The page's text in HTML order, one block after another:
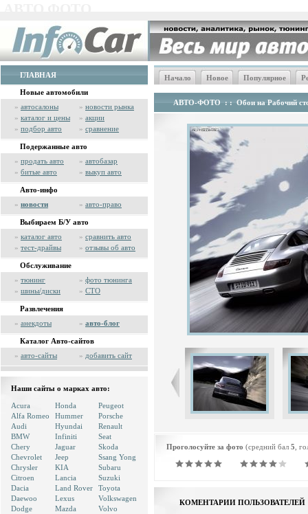
ГЛАВНАЯ
Новые автомобили
» автосалоны » новости рынка
» каталог и цены » акции
» подбор авто » сравнение
Подержанные авто
» продать авто » автобазар
» битые авто » выкуп авто
Авто-инфо
» новости » авто-право
Выбираем Б/У авто
» каталог авто » сравнить авто
» тест-драйвы » отзывы об авто
Обслуживание
» тюнинг » фото тюнинга
» шины/диски » СТО
Развлечения
» анекдоты » авто-блог
Каталог Авто-сайтов
» авто-сайты » добавить сайт
Наши сайты о марках авто:
Acura
Alfa Romeo
Audi
BMW
Chery
Chevrolet
Chrysler
Citroen
Dacia
Daewoo
Dodge
Honda
Hummer
Hyundai
Infiniti
Jaguar
Jeep
KIA
Lancia
Land Rover
Lexus
Mazda
Peugeot
Porsche
Renault
Seat
Skoda
Ssang Yong
Subaru
Suzuki
Toyota
Volkswagen
Volvo
Начало Новое Популярное
АВТО-ФОТО : : Обои на Рабочий
Проголосуйте за фото (средний бал 5 ,
КОМЕНТАРИИ ПОЛЬЗОВАТЕЛЕЙ